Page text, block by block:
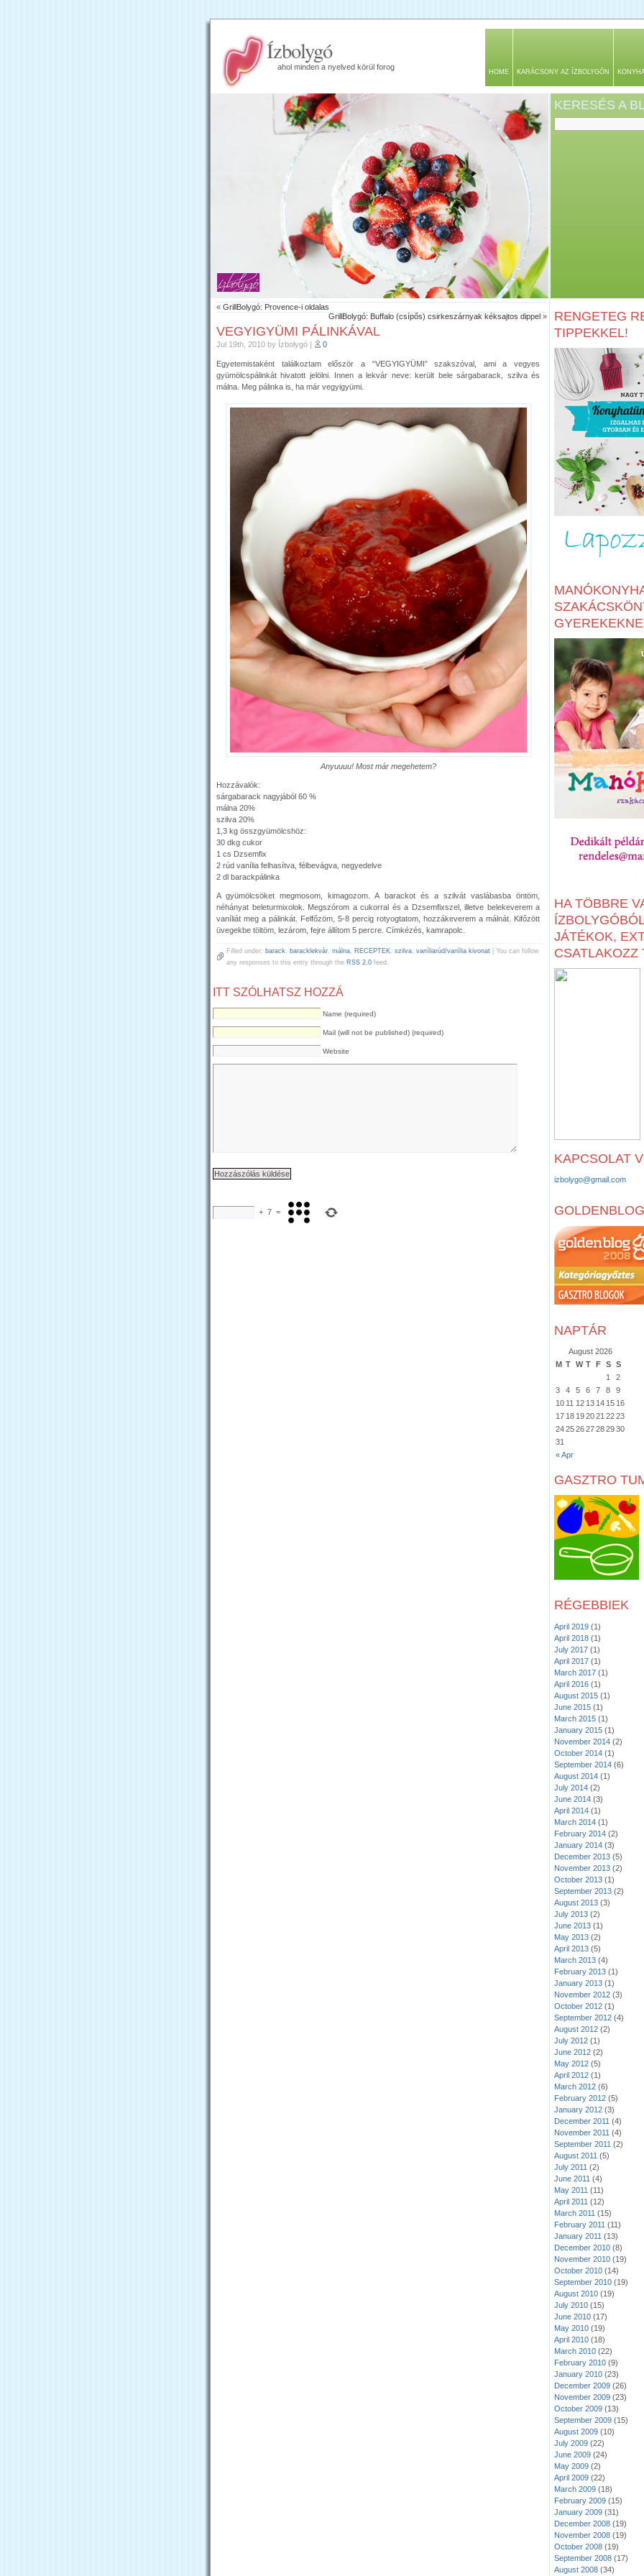
Ízbolygó
ahol minden a nyelved körül forog
HOME KARÁCSONY AZ ÍZBOLYGÓN
KERESÉS A
« GrillBolygó: Provence-i oldalas
GrillBolygó: Buffalo (csípős) csirkeszárnyak kéksajtos dippel »
VEGYIGYÜMI PÁLINKÁVAL
Jul 19th, 2010 by Ízbolygó | 0
Egyetemistaként találkoztam először a “VEGYIGYÜMI” szakszóval, ami a vegyes
gyümölcspálinkát hivatott jelölni. Innen a lekvár neve: került bele sárgabarack, szilva és
málna. Meg pálinka is, ha már vegyigyümi.
Anyuuuu! Most már megehetem?
Hozzávalók:
sárgabarack nagyjából 60 %
málna 20%
szilva 20%
1,3 kg összgyümölcshöz:
30 dkg cukor
1 cs Dzsemfix
2 rúd vanília felhasítva, félbevágva, negyedelve
2 dl barackpálinka
A gyümölcsöket megmosom, kimagozom. A barackot és a szilvát vaslábasba öntöm,
néhányat beleturmixolok. Megszórom a cukorral és a Dzsemfixszel, illetve belekeverem a
vaníliát meg a pálinkát. Felfőzöm, 5-8 percig rotyogtatom, hozzákeverem a málnát. Kifőzött
üvegekbe töltöm, lezárom, fejre állítom 5 percre. Címkézés, kamrapolc.
Filled under: barack baracklekvár málna RECEPTEK szilva vaníliarúd/vanília kivonat | You can follow
any responses to this entry through the RSS 2.0 feed.
ITT SZÓLHATSZ HOZZÁ
Name (required)
Mail (will not be published) (required)
Website
+ 7 =
RENGETEG
TIPPEKKEL!
HA TÖBBRE
JÁTÉKOK,
CSATLAKOZZ
KAPCSOLAT
izbolygo@gmail.com
GOLDENBLOG
NAPTÁR
August 2026
M T W T F S S
« Apr
1
2
3
4 5 6 7 8
9
10 11 12 13 14 15 16
17 18 192021 2223
24252627282930
31
GASZTRO
RÉGEBBIEK
April 2019 (1)
April 2018 (1)
July 2017 (1)
April 2017 (1)
March 2017 (1)
April 2016 (1)
August 2015 (1)
June 2015 (1)
March 2015 (1)
January 2015 (1)
November 2014 (2)
October 2014 (1)
September 2014 (6)
August 2014 (1)
July 2014 (2)
June 2014 (3)
April 2014 (1)
March 2014 (1)
February 2014 (2)
January 2014 (3)
December 2013 (5)
November 2013 (2)
October 2013 (1)
September 2013 (2)
August 2013 (3)
July 2013 (2)
June 2013 (1)
May 2013 (2)
April 2013 (5)
March 2013 (4)
February 2013 (1)
January 2013 (1)
November 2012 (3)
October 2012 (1)
September 2012 (4)
August 2012 (2)
July 2012 (1)
June 2012 (2)
May 2012 (5)
April 2012 (1)
March 2012 (6)
February 2012 (5)
January 2012 (3)
December 2011 (4)
November 2011 (4)
September 2011 (2)
August 2011 (5)
July 2011 (2)
June 2011 (4)
May 2011 (11)
April 2011 (12)
March 2011 (15)
February 2011 (11)
January 2011 (13)
December 2010 (8)
November 2010 (19)
October 2010 (14)
September 2010 (19)
August 2010 (19)
July 2010 (15)
June 2010 (17)
May 2010 (19)
April 2010 (18)
March 2010 (22)
February 2010 (9)
January 2010 (23)
December 2009 (26)
November 2009 (23)
October 2009 (13)
September 2009 (15)
August 2009 (10)
July 2009 (22)
June 2009 (24)
May 2009 (2)
April 2009 (22)
March 2009 (18)
February 2009 (15)
January 2009 (31)
December 2008 (19)
November 2008 (19)
October 2008 (19)
September 2008 (17)
August 2008 (34)